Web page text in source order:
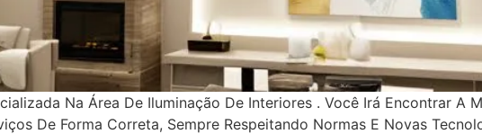
Na Área De Iluminação De Interiores . Você Irá Encontrar A
De Forma Correta, Sempre Respeitando Normas E Novas